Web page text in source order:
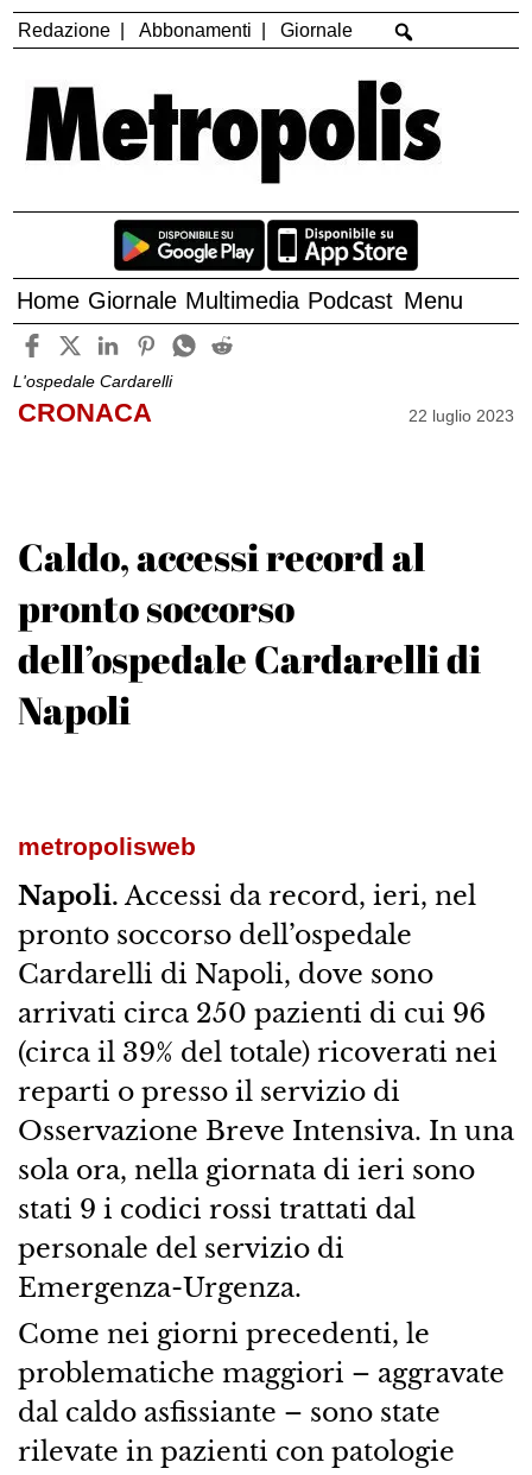
Redazione Abbonamenti Giornale
Home Giornale Multimedia Podcast Menu
L'ospedale Cardarelli
CRONACA 22 luglio 2023
Caldo, accessi record al
pronto soccorso
dell’ospedale Cardarelli di
Napoli
metropolisweb
Napoli.Accessi da record, ieri, nel
pronto soccorso dell’ospedale
Cardarelli di Napoli, dove sono
arrivati circa 250 pazienti di cui 96
(circa il 39% del totale) ricoverati nei
reparti o presso il servizio di
Osservazione Breve Intensiva. In una
sola ora, nella giornata di ieri sono
stati 9 i codici rossi trattati dal
personale del servizio di
Emergenza-Urgenza.
Come nei giorni precedenti, le
problematiche maggiori – aggravate
dal caldo asfissiante – sono state
rilevate in pazienti con patologie